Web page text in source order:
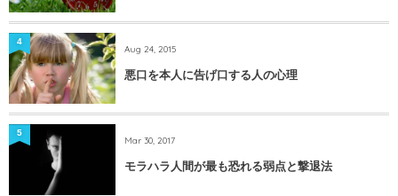
Aug 24, 2015
悪口を本人に告げ口する人の心理
4
Mar 30, 2017
モラハラ人間が最も恐れる弱点と撃退法
5